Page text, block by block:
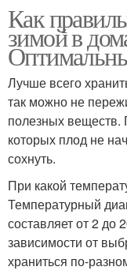
Как
зимой в
Лучше всего
так можно не
полезных веществ.
которых плод не
сохнуть.
При какой
Температурный
составляет от 2 до
зависимости от
храниться по-